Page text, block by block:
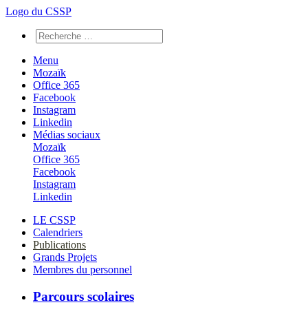
Logo du CSSP
Menu
Mozaïk
Office 365
Facebook
Instagram
Linkedin
Médias sociaux
Mozaïk
Office 365
Facebook
Instagram
Linkedin
LE CSSP
Calendriers
Publications
Grands Projets
Membres du personnel
Parcours scolaires